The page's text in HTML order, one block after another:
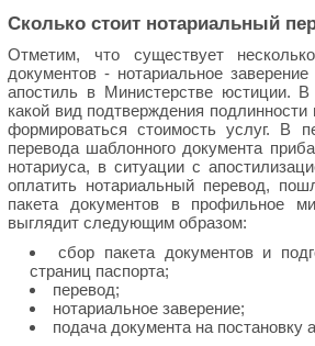
Сколько стоит нотариальный
Отметим, что существует
документов - нотариальное
апостиль в Министерстве юстиции. В
какой вид подтверждения
формироваться стоимость услуг. В
перевода шаблонного документа
нотариуса, в ситуации с
оплатить нотариальный перевод,
пакета документов в профильное
выглядит следующим образом:
сбор пакета документов и
страниц паспорта;
перевод;
нотариальное заверение;
подача документа на постановку